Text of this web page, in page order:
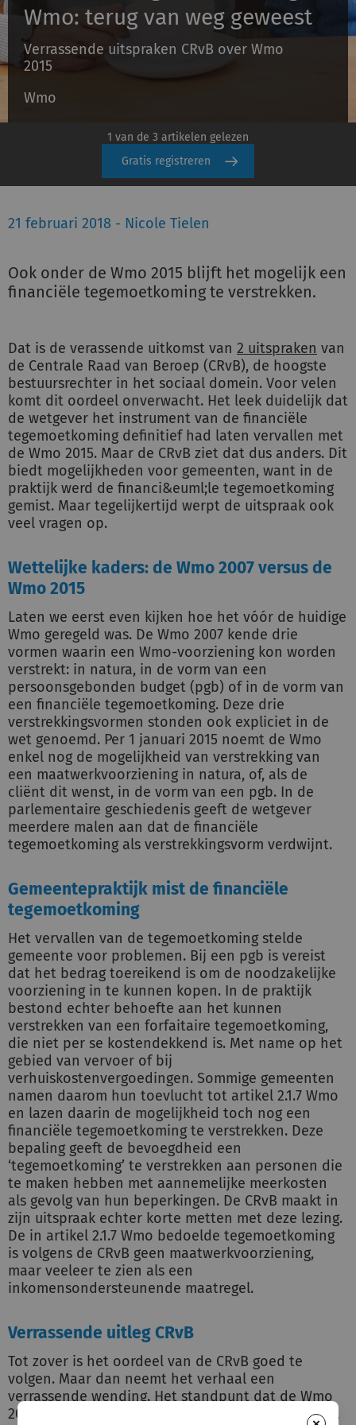
Inloggen
Wmo: terug van weg geweest
Verrassende uitspraken CRvB over Wmo
2015
Wmo
1 van de 3 artikelen gelezen
Gratis registreren
21 februari 2018 - Nicole Tielen
Ook onder de Wmo 2015 blijft het mogelijk een
financiële tegemoetkoming te verstrekken.
Dat is de verassende uitkomst van 2 uitspraken van
de Centrale Raad van Beroep (CRvB), de hoogste
bestuursrechter in het sociaal domein. Voor velen
komt dit oordeel onverwacht. Het leek duidelijk dat
de wetgever het instrument van de financiële
tegemoetkoming definitief had laten vervallen met
de Wmo 2015. Maar de CRvB ziet dat dus anders. Dit
biedt mogelijkheden voor gemeenten, want in de
praktijk werd de financi&euml;le tegemoetkoming
gemist. Maar tegelijkertijd werpt de uitspraak ook
veel vragen op.
Wettelijke kaders: de Wmo 2007 versus de
Wmo 2015
Laten we eerst even kijken hoe het vóór de huidige
Wmo geregeld was. De Wmo 2007 kende drie
vormen waarin een Wmo-voorziening kon worden
verstrekt: in natura, in de vorm van een
persoonsgebonden budget (pgb) of in de vorm van
een financiële tegemoetkoming. Deze drie
verstrekkingsvormen stonden ook expliciet in de
wet genoemd. Per 1 januari 2015 noemt de Wmo
enkel nog de mogelijkheid van verstrekking van
een maatwerkvoorziening in natura, of, als de
cliënt dit wenst, in de vorm van een pgb. In de
parlementaire geschiedenis geeft de wetgever
meerdere malen aan dat de financiële
tegemoetkoming als verstrekkingsvorm verdwijnt.
Gemeentepraktijk mist de financiële
tegemoetkoming
Het vervallen van de tegemoetkoming stelde
gemeente voor problemen. Bij een pgb is vereist
dat het bedrag toereikend is om de noodzakelijke
voorziening in te kunnen kopen. In de praktijk
bestond echter behoefte aan het kunnen
verstrekken van een forfaitaire tegemoetkoming,
die niet per se kostendekkend is. Met name op het
gebied van vervoer of bij
verhuiskostenvergoedingen. Sommige gemeenten
namen daarom hun toevlucht tot artikel 2.1.7 Wmo
en lazen daarin de mogelijkheid toch nog een
financiële tegemoetkoming te verstrekken. Deze
bepaling geeft de bevoegdheid een
‘tegemoetkoming’ te verstrekken aan personen die
te maken hebben met aannemelijke meerkosten
als gevolg van hun beperkingen. De CRvB maakt in
zijn uitspraak echter korte metten met deze lezing.
De in artikel 2.1.7 Wmo bedoelde tegemoetkoming
is volgens de CRvB geen maatwerkvoorziening,
maar veeleer te zien als een
inkomensondersteunende maatregel.
Verrassende uitleg CRvB
Tot zover is het oordeel van de CRvB goed te
volgen. Maar dan neemt het verhaal een
verrassende wending. Het standpunt dat de Wmo
2015 alleen maatwerkvoorzieningen kent in natura